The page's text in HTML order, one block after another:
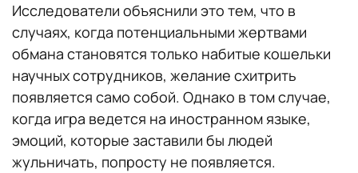
Исследователи объяснили это тем, что в
случаях, когда потенциальными жертвами
обмана становятся только набитые кошельки
научных сотрудников, желание схитрить
появляется само собой. Однако в том случае,
когда игра ведется на иностранном языке,
эмоций, которые заставили бы людей
жульничать, попросту не появляется.